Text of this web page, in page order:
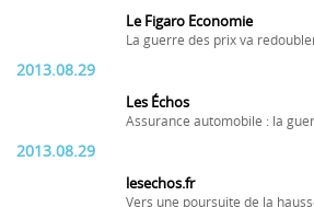
Le Figaro Economie
La guerre des prix va
2013.08.29
Les Échos
Assurance automobile : la
2013.08.29
lesechos.fr
Vers une poursuite de la